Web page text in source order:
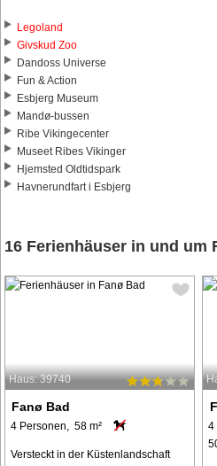
Legoland
Givskud Zoo
Dandoss Universe
Fun & Action
Esbjerg Museum
Mandø-bussen
Ribe Vikingecenter
Museet Ribes Vikinger
Hjemsted Oldtidspark
Havnerundfart i Esbjerg
16 Ferienhäuser in und um
Haus: 39740
Fanø Bad
4 Personen, 58 m²
Versteckt in der Küstenlandschaft
4